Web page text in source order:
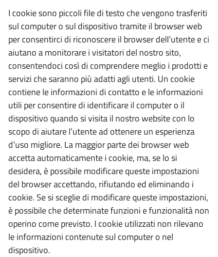
I cookie sono piccoli file di testo che vengono trasferiti
sul computer o sul dispositivo tramite il browser web
per consentirci di riconoscere il browser dell’utente e ci
aiutano a monitorare i visitatori del nostro sito,
consentendoci così di comprendere meglio i prodotti e
servizi che saranno più adatti agli utenti. Un cookie
contiene le informazioni di contatto e le informazioni
utili per consentire di identificare il computer o il
dispositivo quando si visita il nostro website con lo
scopo di aiutare l’utente ad ottenere un esperienza
d’uso migliore. La maggior parte dei browser web
accetta automaticamente i cookie, ma, se lo si
desidera, è possibile modificare queste impostazioni
del browser accettando, rifiutando ed eliminando i
cookie. Se si sceglie di modificare queste impostazioni,
è possibile che determinate funzioni e funzionalità non
operino come previsto. I cookie utilizzati non rilevano
le informazioni contenute sul computer o nel
dispositivo.